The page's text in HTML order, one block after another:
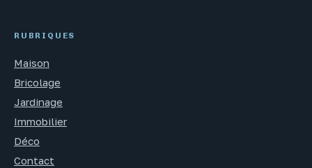
RUBRIQUES
Maison
Bricolage
Jardinage
Immobilier
Déco
Contact